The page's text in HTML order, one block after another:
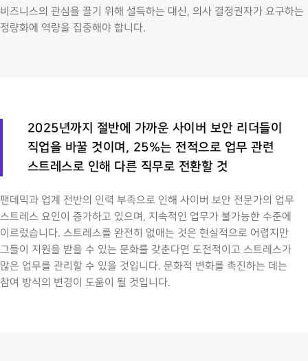
비즈니스의 관심을 끌기 위해 설득하는 대신, 의사 결정권자가 요구하는
정량화에 역량을 집중해야 합니다.
2025년까지 절반에 가까운 사이버 보안 리더들이
직업을 바꿀 것이며, 25%는 전적으로 업무 관련
스트레스로 인해 다른 직무로 전환할 것
팬데믹과 업계 전반의 인력 부족으로 인해 사이버 보안 전문가의 업무
스트레스 요인이 증가하고 있으며, 지속적인 업무가 불가능한 수준에
이르렀습니다. 스트레스를 완전히 없애는 것은 현실적으로 어렵지만
그들이 지원을 받을 수 있는 문화를 갖춘다면 도전적이고 스트레스가
많은 업무를 관리할 수 있을 것입니다. 문화적 변화를 촉진하는 데는
참여 방식의 변경이 도움이 될 것입니다.